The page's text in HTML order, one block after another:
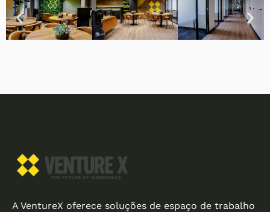
A VentureX oferece soluções de espaço de trabalho